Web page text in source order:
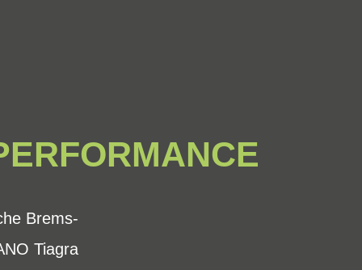
Brems-
Tiagra